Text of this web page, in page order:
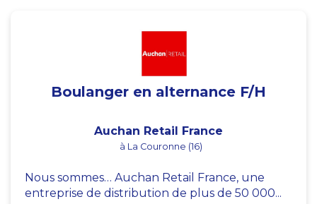
Boulanger en alternance F/H
Auchan Retail France
à La Couronne (16)
Nous sommes… Auchan Retail France, une
entreprise de distribution de plus de 50 000...